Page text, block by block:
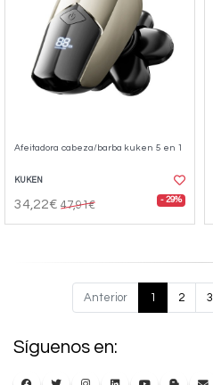
Afeitadora cabeza/barba kuken 5 en 1
KUKEN
34,22€ 47,91€ - 29%
Anterior 1 2 3
Síguenos en: